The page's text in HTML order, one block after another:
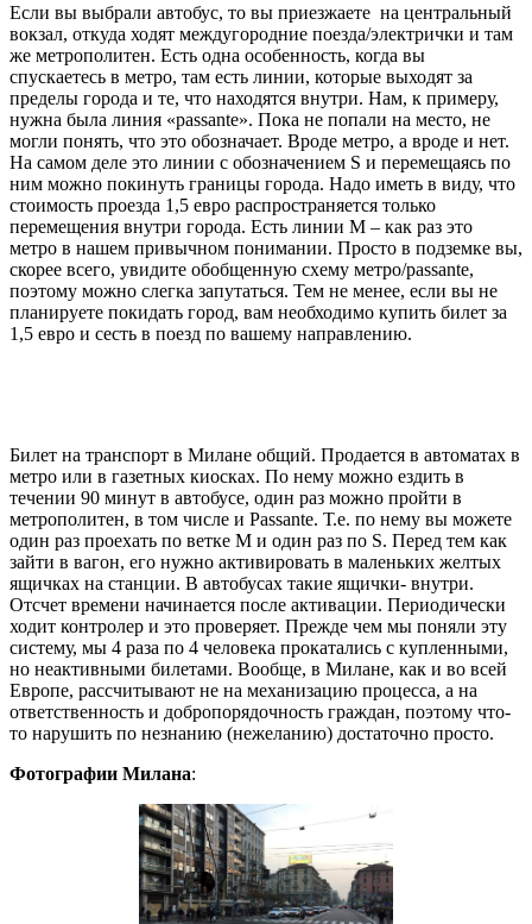
Если вы выбрали автобус, то вы приезжаете на центральный
вокзал, откуда ходят междугородние поезда/электрички и там
же метрополитен. Есть одна особенность, когда вы
спускаетесь в метро, там есть линии, которые выходят за
пределы города и те, что находятся внутри. Нам, к примеру,
нужна была линия «passante». Пока не попали на место, не
могли понять, что это обозначает. Вроде метро, а вроде и нет.
На самом деле это линии с обозначением S и перемещаясь по
ним можно покинуть границы города. Надо иметь в виду, что
стоимость проезда 1,5 евро распространяется только
перемещения внутри города. Есть линии M – как раз это
метро в нашем привычном понимании. Просто в подземке вы,
скорее всего, увидите обобщенную схему метро/passante,
поэтому можно слегка запутаться. Тем не менее, если вы не
планируете покидать город, вам необходимо купить билет за
1,5 евро и сесть в поезд по вашему направлению.
Билет на транспорт в Милане общий. Продается в автоматах в
метро или в газетных киосках. По нему можно ездить в
течении 90 минут в автобусе, один раз можно пройти в
метрополитен, в том числе и Passante. Т.е. по нему вы можете
один раз проехать по ветке М и один раз по S. Перед тем как
зайти в вагон, его нужно активировать в маленьких желтых
ящичках на станции. В автобусах такие ящички- внутри.
Отсчет времени начинается после активации. Периодически
ходит контролер и это проверяет. Прежде чем мы поняли эту
систему, мы 4 раза по 4 человека прокатались с купленными,
но неактивными билетами. Вообще, в Милане, как и во всей
Европе, рассчитывают не на механизацию процесса, а на
ответственность и добропорядочность граждан, поэтому что-
то нарушить по незнанию (нежеланию) достаточно просто.
Фотографии Милана: